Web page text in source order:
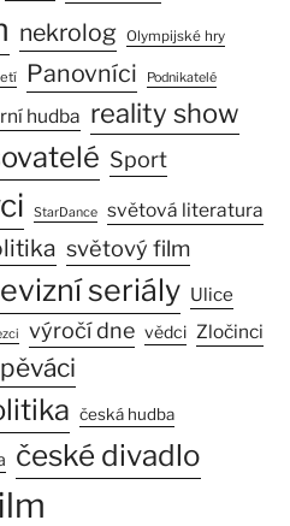
nekrolog Olympijské hry
Panovníci Podnikatelé
hudba reality show
Sport
StarDance světová literatura
světový film
seriály Ulice
výročí dne vědci Zločinci
česká hudba
české divadlo